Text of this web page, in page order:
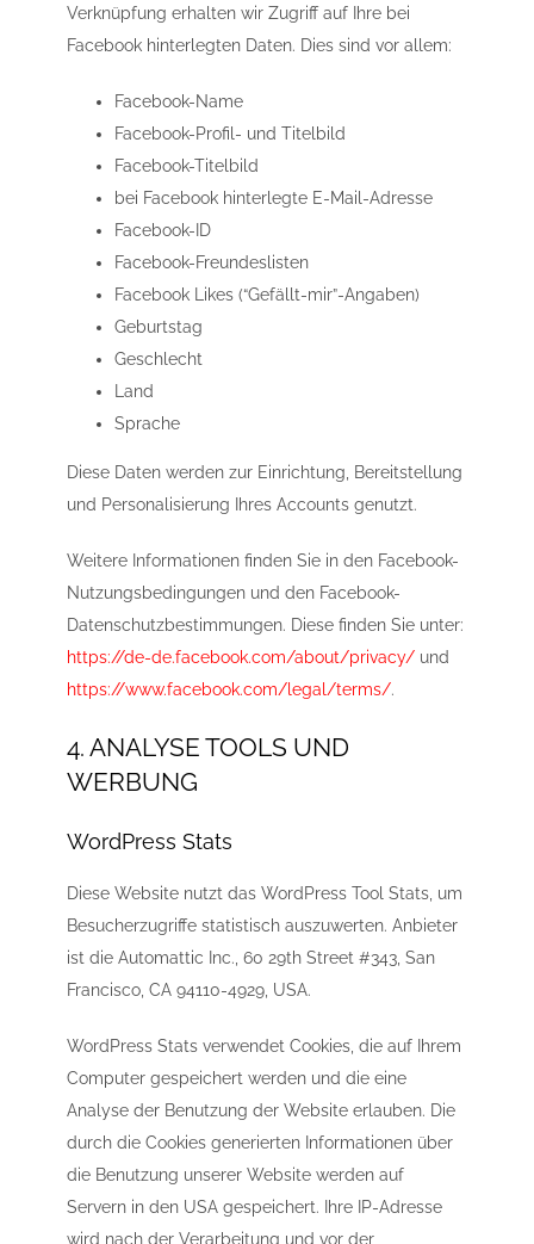
Verknüpfung erhalten wir Zugriff auf Ihre bei
Facebook hinterlegten Daten. Dies sind vor allem:
Facebook-Name
Facebook-Profil- und Titelbild
Facebook-Titelbild
bei Facebook hinterlegte E-Mail-Adresse
Facebook-ID
Facebook-Freundeslisten
Facebook Likes (“Gefällt-mir”-Angaben)
Geburtstag
Geschlecht
Land
Sprache
Diese Daten werden zur Einrichtung, Bereitstellung
und Personalisierung Ihres Accounts genutzt.
Weitere Informationen finden Sie in den Facebook-
Nutzungsbedingungen und den Facebook-
Datenschutzbestimmungen. Diese finden Sie unter:
https://de-de.facebook.com/about/privacy/ und
https://www.facebook.com/legal/terms/.
4. ANALYSE TOOLS UND
WERBUNG
WordPress Stats
Diese Website nutzt das WordPress Tool Stats, um
Besucherzugriffe statistisch auszuwerten. Anbieter
ist die Automattic Inc., 60 29th Street #343, San
Francisco, CA 94110-4929, USA.
WordPress Stats verwendet Cookies, die auf Ihrem
Computer gespeichert werden und die eine
Analyse der Benutzung der Website erlauben. Die
durch die Cookies generierten Informationen über
die Benutzung unserer Website werden auf
Servern in den USA gespeichert. Ihre IP-Adresse
wird nach der Verarbeitung und vor der